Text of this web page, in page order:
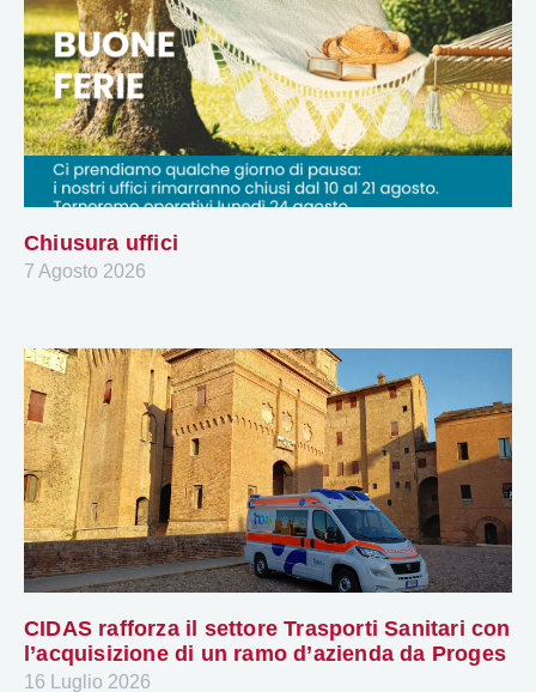
Chiusura uffici
7 Agosto 2026
CIDAS rafforza il settore Trasporti Sanitari con
l’acquisizione di un ramo d’azienda da Proges
16 Luglio 2026